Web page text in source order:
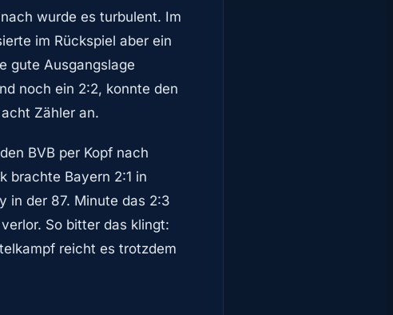
wurde es turbulent. Im
im Rückspiel aber ein
gute Ausgangslage
noch ein 2:2, konnte den
Zähler an.
BVB per Kopf nach
brachte Bayern 2:1 in
in der 87. Minute das 2:3
So bitter das klingt:
reicht es trotzdem